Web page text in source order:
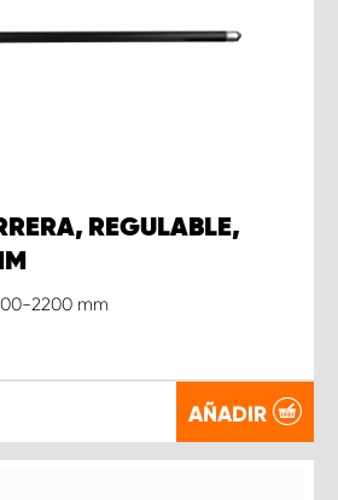
REGULABLE,
2200 mm
AÑADIR